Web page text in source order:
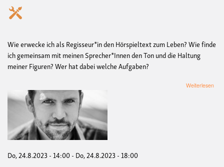
Wie erwecke ich als Regisseur*in den Hörspieltext zum Leben? Wie finde
ich gemeinsam mit meinen Sprecher*Innen den Ton und die Haltung
meiner Figuren? Wer hat dabei welche Aufgaben?
Weiterlesen
Do, 24.8.2023 - 14:00- Do, 24.8.2023 - 18:00